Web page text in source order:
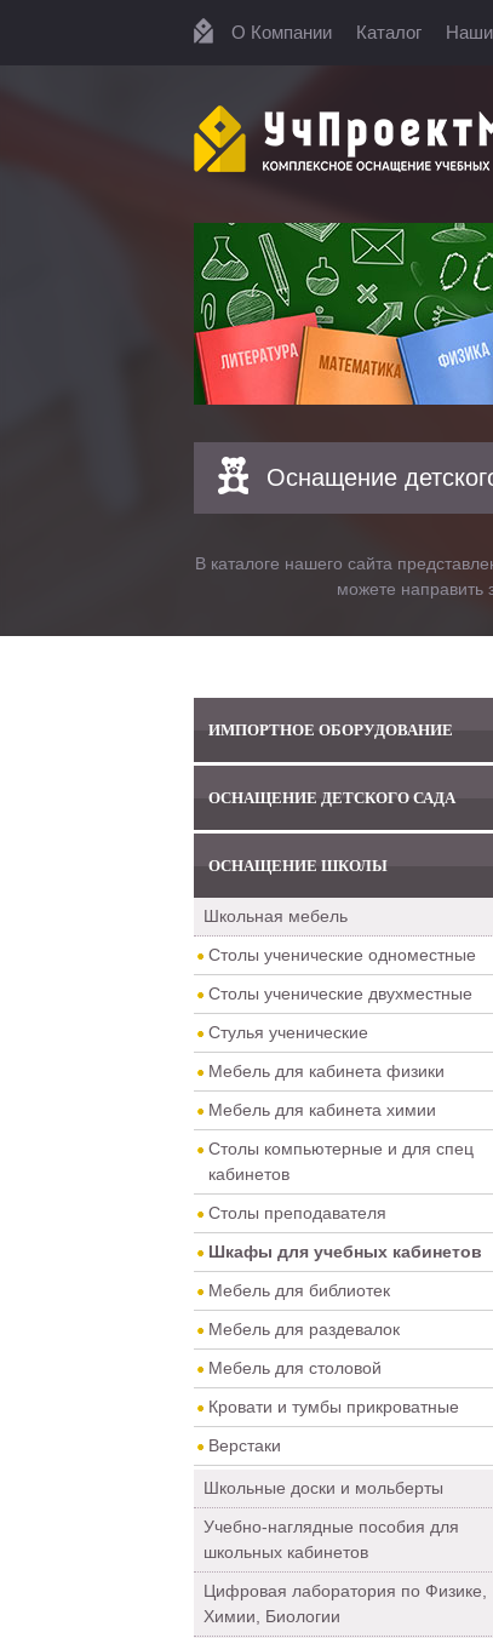
О Компании Каталог
Оснащение
В каталоге нашего сайта
можете направить
ИМПОРТНОЕ ОБОРУДОВАНИЕ
ОСНАЩЕНИЕ ДЕТСКОГО САДА
ОСНАЩЕНИЕ ШКОЛЫ
Школьная мебель
Столы ученические одноместные
Столы ученические двухместные
Стулья ученические
Мебель для кабинета физики
Мебель для кабинета химии
Столы компьютерные и для спец
кабинетов
Столы преподавателя
Шкафы для учебных кабинетов
Мебель для библиотек
Мебель для раздевалок
Мебель для столовой
Кровати и тумбы прикроватные
Верстаки
Школьные доски и мольберты
Учебно-наглядные пособия для
школьных кабинетов
Цифровая лаборатория по Физике,
Химии, Биологии